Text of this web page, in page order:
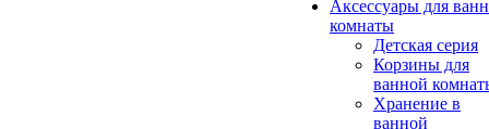
Аксессуары для
комнаты
Детская серия
Корзины для
ванной
Хранение в
ванной